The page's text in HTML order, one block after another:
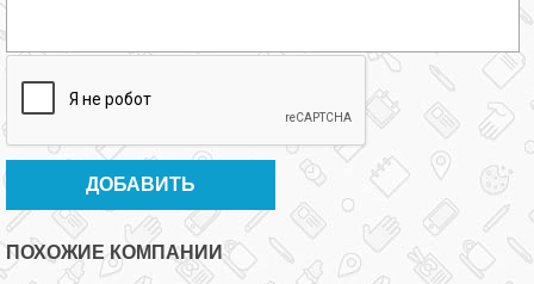
ПОХОЖИЕ КОМПАНИИ